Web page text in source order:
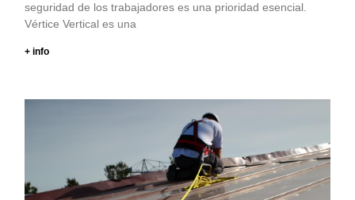
seguridad de los trabajadores es una prioridad esencial.
Vértice Vertical es una
+ info